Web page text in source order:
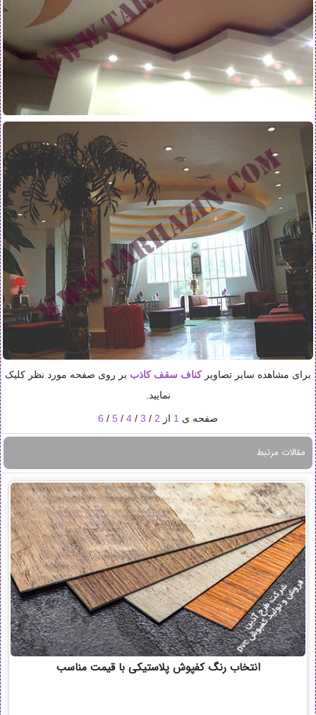
برای مشاهده سایر تصاویر کناف سقف کاذب بر روی صفحه مورد نظر کلیک
نمایید.
صفحه ی از /
/
/
/
مقالات مرتبط
انتخاب رنگ کفپوش پلاستیکی با قیمت مناسب